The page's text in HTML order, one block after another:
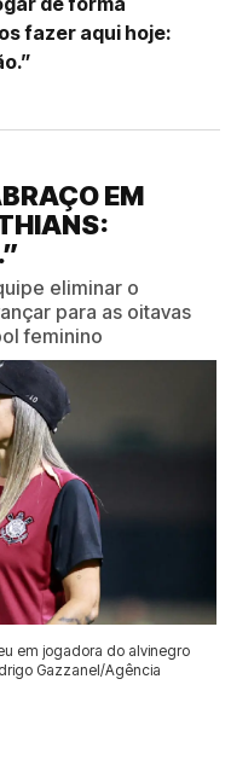
fazer aqui hoje:
EM
eliminar o
para as oitavas
feminino
em jogadora do alvinegro
Gazzanel/Agência